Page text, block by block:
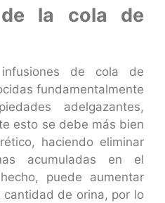
de la cola de
de cola de
fundamentalmente
adelgazantes,
esto se debe más bien
haciendo eliminar
acumuladas en el
puede aumentar
cantidad de orina, por lo